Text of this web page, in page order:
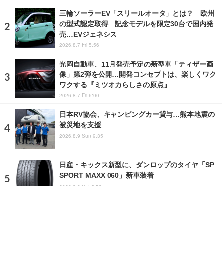
三輪ソーラーEV「スリールオータ」とは？ 欧州
の型式認定取得 記念モデルを限定30台で国内発
売…EVジェネシス
2026.8.7 Fri 5:56
光岡自動車、11月発売予定の新型車「ティザー画
像」第2弾を公開…開発コンセプトは、楽しくワク
ワクする『ミツオカらしさの原点』
2026.8.7 Fri 6:00
日本RV協会、キャンピングカー貸与…熊本地震の
被災地を支援
2026.8.9 Sun 9:35
日産・キックス新型に、ダンロップのタイヤ「SP
SPORT MAXX 060」新車装着
2026.8.8 Sat 5:58